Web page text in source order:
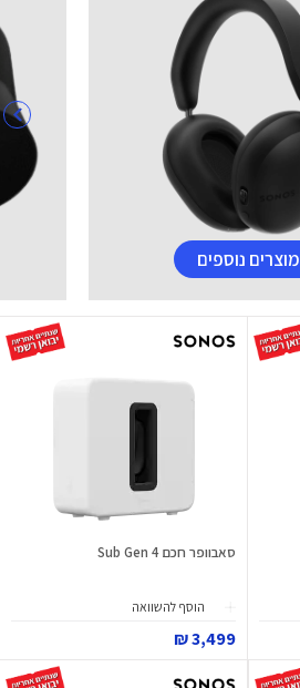
מוצרים נוספים
סאבוופר חכם Sub Gen 4
הוסף להשוואה
3,499 ₪